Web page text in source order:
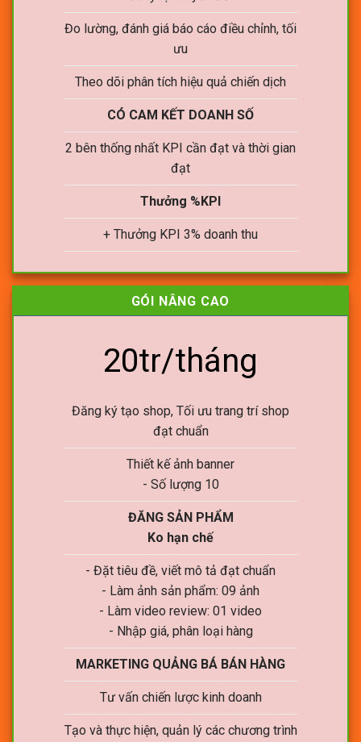
Đo lường, đánh giá báo cáo điều chỉnh, tối
ưu
Theo dõi phân tích hiệu quả chiến dịch
CÓ CAM KẾT DOANH SỐ
2 bên thống nhất KPI cần đạt và thời gian
đạt
Thưởng %KPI
+ Thưởng KPI 3% doanh thu
GÓI NÂNG CAO
20tr/tháng
Đăng ký tạo shop, Tối ưu trang trí shop
đạt chuẩn
Thiết kế ảnh banner
- Số lượng 10
ĐĂNG SẢN PHẨM
Ko hạn chế
- Đặt tiêu đề, viết mô tả đạt chuẩn
- Làm ảnh sản phẩm: 09 ảnh
- Làm video review: 01 video
- Nhập giá, phân loại hàng
MARKETING QUẢNG BÁ BÁN HÀNG
Tư vấn chiến lược kinh doanh
Tạo và thực hiện, quản lý các chương trình